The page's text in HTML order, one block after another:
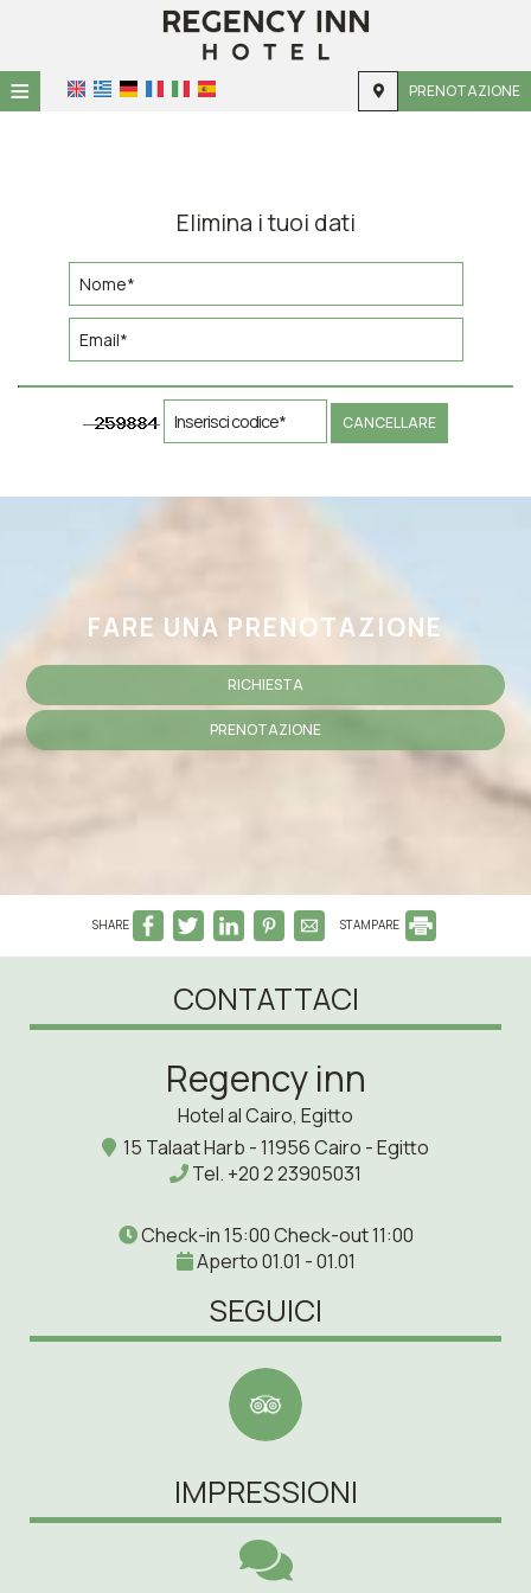
≡ PRENOTAZIONE
ALLOGGIO
Elimina i tuoi dati
CANCELLARE
FARE UNA PRENOTAZIONE
RICHIESTA
PRENOTAZIONE
SHARE STAMPARE
CONTATTACI
Regency inn
Hotel al Cairo, Egitto
15 Talaat Harb - 11956 Cairo - Egitto
Tel. +20 2 23905031
Check-in 15:00 Check-out 11:00
Aperto 01.01 - 01.01
SEGUICI
IMPRESSIONI